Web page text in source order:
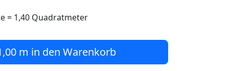
= 1,40 Quadratmeter
m in den Warenkorb